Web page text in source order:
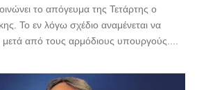
το απόγευμα της Τετάρτης ο
Το εν λόγω σχέδιο αναμένεται να
μετά από τους αρμόδιους υπουργούς....